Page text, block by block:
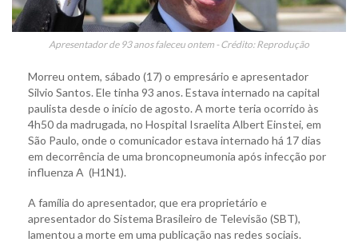
Apresentador de 93 anos faleceu ontem - Crédito: Reprodução
Morreu ontem, sábado (17) o empresário e apresentador
Silvio Santos. Ele tinha 93 anos. Estava internado na capital
paulista desde o início de agosto. A morte teria ocorrido às
4h50 da madrugada, no Hospital Israelita Albert Einstei, em
São Paulo, onde o comunicador estava internado há 17 dias
em decorrência de uma broncopneumonia após infecção por
influenza A (H1N1).
A família do apresentador, que era proprietário e
apresentador do Sistema Brasileiro de Televisão (SBT),
lamentou a morte em uma publicação nas redes sociais.